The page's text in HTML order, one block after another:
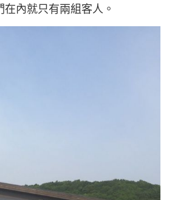
內就只有兩組客人。